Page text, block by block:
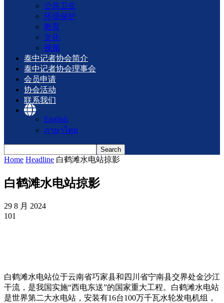
公共卫生
环境保护
教育
文化
视频
泰中记者协会简介
泰中记者协会理事会
会员申请
协会活动
联系我们
English
ภาษาไทย
Home Headline 白鹤滩水电站掠影
白鹤滩水电站掠影
29 8 月 2024
101
白鹤滩水电站位于云南省巧家县和四川省宁南县交界处金沙江
干流，是我国实施“西电东送”的国家重大工程。白鹤滩水电站
是世界第二大水电站，安装有16台100万千瓦水轮发电机组，